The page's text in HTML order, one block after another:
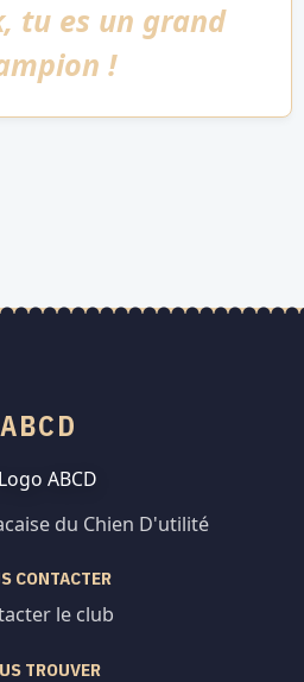
tu es un grand
!
ABCD
du Chien D'utilité
CONTACTER
le club
TROUVER